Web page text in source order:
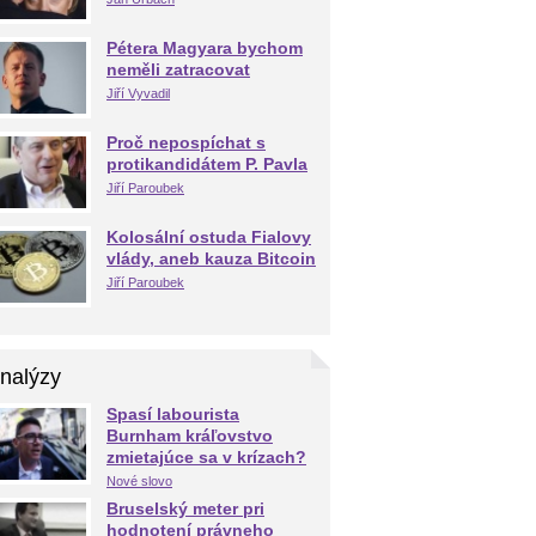
Pétera Magyara bychom
neměli zatracovat
Jiří Vyvadil
Proč nepospíchat s
protikandidátem P. Pavla
Jiří Paroubek
Kolosální ostuda Fialovy
vlády, aneb kauza Bitcoin
Jiří Paroubek
Spasí labourista
Burnham kráľovstvo
zmietajúce sa v krízach?
Nové slovo
Bruselský meter pri
hodnotení právneho